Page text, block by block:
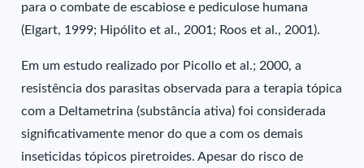
para o combate de escabiose e pediculose humana
(Elgart, 1999; Hipólito et al., 2001; Roos et al., 2001).
Em um estudo realizado por Picollo et al.; 2000, a
resistência dos parasitas observada para a terapia tópica
com a Deltametrina (substância ativa) foi considerada
significativamente menor do que a com os demais
inseticidas tópicos piretroides. Apesar do risco de